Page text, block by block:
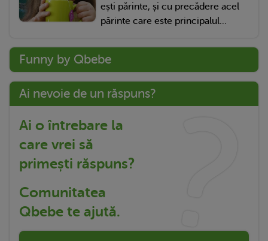
ești părinte, și cu precădere acel
părinte care este principalul...
Funny by Qbebe
Ai nevoie de un răspuns?
Ai o întrebare la
care vrei să
primești răspuns?
Comunitatea
Qbebe te ajută.